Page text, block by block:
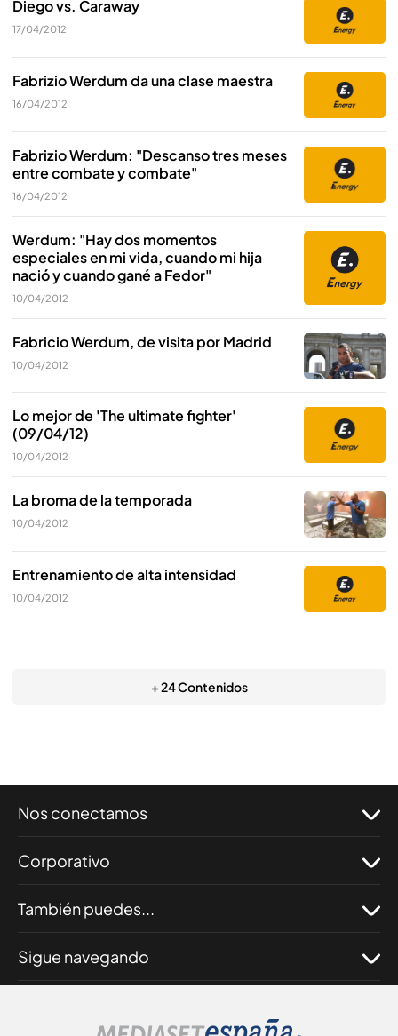
Diego vs. Caraway
17/04/2012
Fabrizio Werdum da una clase maestra
16/04/2012
Fabrizio Werdum: "Descanso tres meses
entre combate y combate"
16/04/2012
Werdum: "Hay dos momentos
especiales en mi vida, cuando mi hija
nació y cuando gané a Fedor"
10/04/2012
Fabricio Werdum, de visita por Madrid
10/04/2012
Lo mejor de 'The ultimate fighter'
(09/04/12)
10/04/2012
La broma de la temporada
10/04/2012
Entrenamiento de alta intensidad
10/04/2012
+ 24 Contenidos
Nos conectamos
Corporativo
También puedes...
Sigue navegando